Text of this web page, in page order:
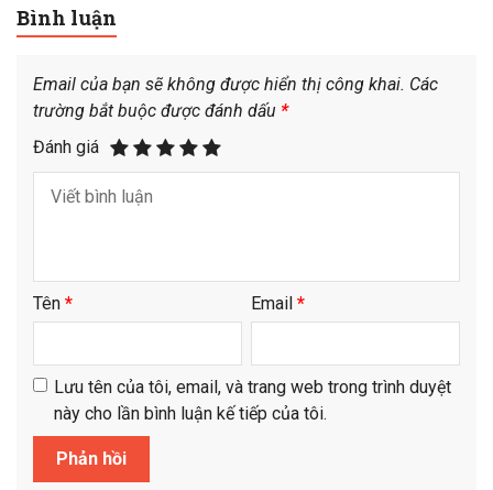
Bình luận
Email của bạn sẽ không được hiển thị công khai. Các
trường bắt buộc được đánh dấu *
Đánh giá
Tên * Email *
Lưu tên của tôi, email, và trang web trong trình duyệt
này cho lần bình luận kế tiếp của tôi.